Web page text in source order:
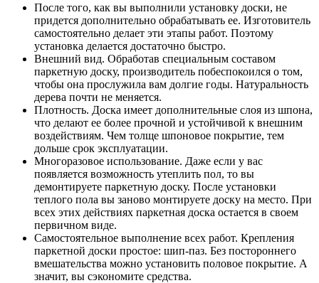
После того, как вы выполнили установку доски, не
придется дополнительно обрабатывать ее. Изготовитель
самостоятельно делает эти этапы работ. Поэтому
установка делается достаточно быстро.
Внешний вид. Обработав специальным составом
паркетную доску, производитель побеспокоился о том,
чтобы она прослужила вам долгие годы. Натуральность
дерева почти не меняется.
Плотность. Доска имеет дополнительные слоя из шпона,
что делают ее более прочной и устойчивой к внешним
воздействиям. Чем толще шпоновое покрытие, тем
дольше срок эксплуатации.
Многоразовое использование. Даже если у вас
появляется возможность утеплить пол, то вы
демонтируете паркетную доску. После установки
теплого пола вы заново монтируете доску на место. При
всех этих действиях паркетная доска остается в своем
первичном виде.
Самостоятельное выполнение всех работ. Крепления
паркетной доски простое: шип-паз. Без постороннего
вмешательства можно установить половое покрытие. А
значит, вы сэкономите средства.